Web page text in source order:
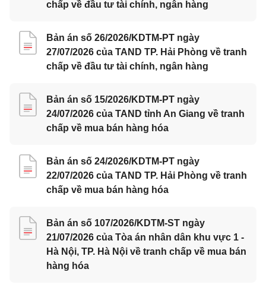
chấp về đầu tư tài chính, ngân hàng
Bản án số 26/2026/KDTM-PT ngày
27/07/2026 của TAND TP. Hải Phòng về tranh
chấp về đầu tư tài chính, ngân hàng
Bản án số 15/2026/KDTM-PT ngày
24/07/2026 của TAND tỉnh An Giang về tranh
chấp về mua bán hàng hóa
Bản án số 24/2026/KDTM-PT ngày
22/07/2026 của TAND TP. Hải Phòng về tranh
chấp về mua bán hàng hóa
Bản án số 107/2026/KDTM-ST ngày
21/07/2026 của Tòa án nhân dân khu vực 1 -
Hà Nội, TP. Hà Nội về tranh chấp về mua bán
hàng hóa